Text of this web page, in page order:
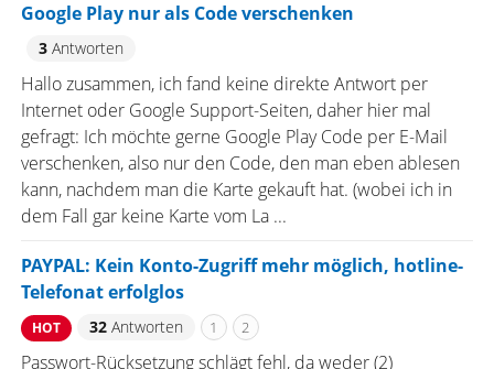
Google Play nur als Code verschenken
3Antworten
Hallo zusammen, ich fand keine direkte Antwort per
Internet oder Google Support-Seiten, daher hier mal
gefragt: Ich möchte gerne Google Play Code per E-Mail
verschenken, also nur den Code, den man eben ablesen
kann, nachdem man die Karte gekauft hat. (wobei ich in
dem Fall gar keine Karte vom La ...
PAYPAL: Kein Konto-Zugriff mehr möglich, hotline-
Telefonat erfolglos
HOT 32Antworten 1 2
Passwort-Rücksetzung schlägt fehl, da weder (2)